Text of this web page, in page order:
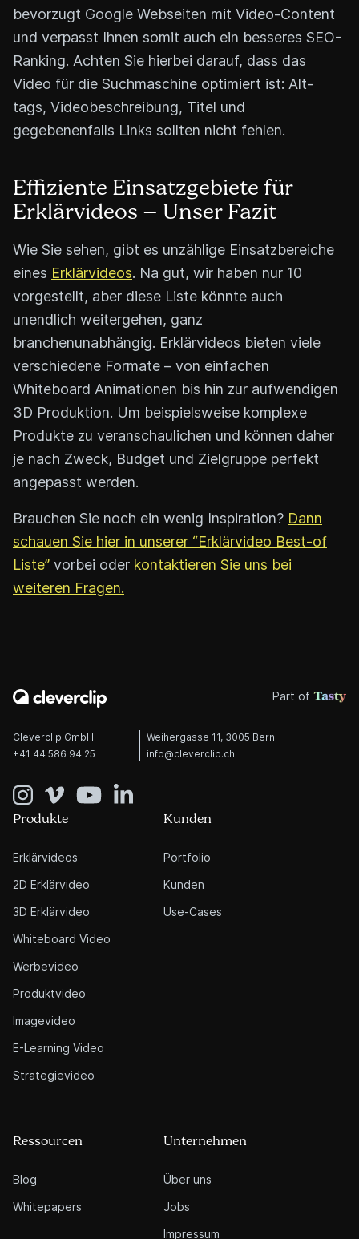
bevorzugt Google Webseiten mit Video-Content
und verpasst Ihnen somit auch ein besseres SEO-
Ranking. Achten Sie hierbei darauf, dass das
Video für die Suchmaschine optimiert ist: Alt-
tags, Videobeschreibung, Titel und
gegebenenfalls Links sollten nicht fehlen.
Effiziente Einsatzgebiete für
Erklärvideos – Unser Fazit
Wie Sie sehen, gibt es unzählige Einsatzbereiche
eines Erklärvideos. Na gut, wir haben nur 10
vorgestellt, aber diese Liste könnte auch
unendlich weitergehen, ganz
branchenunabhängig. Erklärvideos bieten viele
verschiedene Formate – von einfachen
Whiteboard Animationen bis hin zur aufwendigen
3D Produktion. Um beispielsweise komplexe
Produkte zu veranschaulichen und können daher
je nach Zweck, Budget und Zielgruppe perfekt
angepasst werden.
Brauchen Sie noch ein wenig Inspiration? Dann
schauen Sie hier in unserer “Erklärvideo Best-of
Liste” vorbei oder kontaktieren Sie uns bei
weiteren Fragen.
Cleverclip GmbH
Weihergasse 11, 3005 Bern
+41 44 586 94 25
info@cleverclip.ch
Produkte
Erklärvideos
2D Erklärvideo
3D Erklärvideo
Whiteboard Video
Werbevideo
Produktvideo
Imagevideo
E-Learning Video
Strategievideo
Kunden
Portfolio
Kunden
Use-Cases
Ressourcen
Blog
Whitepapers
Unternehmen
Über uns
Jobs
Impressum
Part of